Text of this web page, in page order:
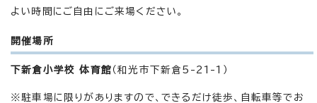
よい時間にご自由にご来場ください。
開催場所
下新倉小学校 体育館 （和光市下新倉5-21-1）
※駐車場に限りがありますので、できるだけ徒歩、自転車等でお